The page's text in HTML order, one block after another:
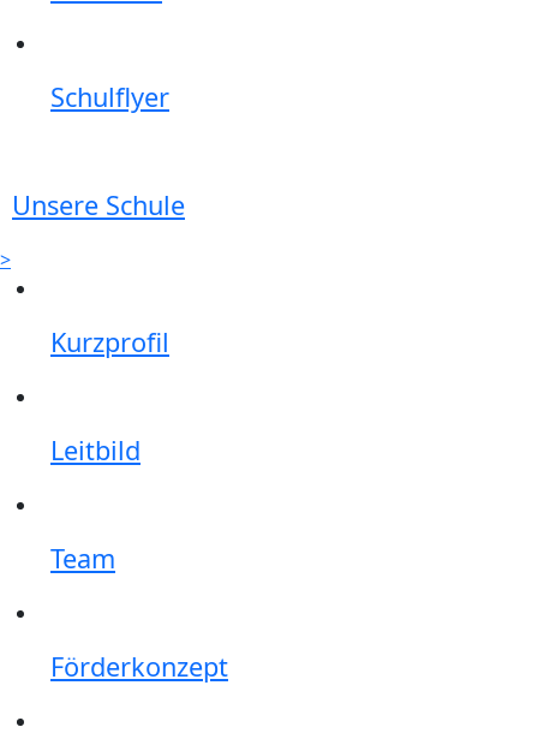
Schulflyer
Unsere Schule
>
Kurzprofil
Leitbild
Team
Förderkonzept